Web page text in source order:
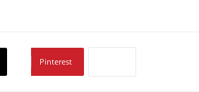
Pinterest